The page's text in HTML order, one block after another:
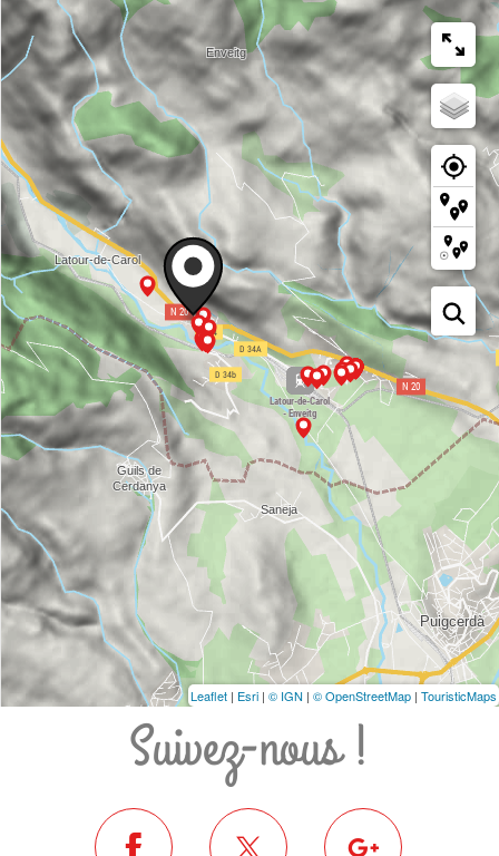
Leaflet | Esri | © IGN | © OpenStreetMap | TouristicMaps
Suivez-nous !